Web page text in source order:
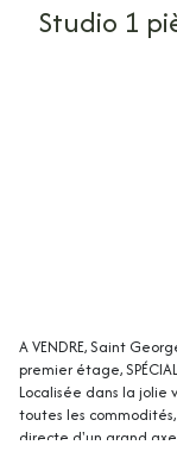
Studio 1 pièce(s) 1 chambre(s) 20.34
A VENDRE, Saint
premier étage,
Localisée dans la jolie
toutes les
directe d'un grand